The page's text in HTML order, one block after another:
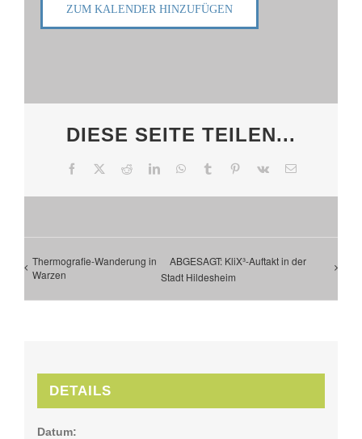
ZUM KALENDER HINZUFÜGEN
DIESE SEITE TEILEN...
Facebook
X RedditLinkedInWhatsApp
TumblrPinterestVk
E-
Thermografie-Wanderung in
Warzen
ABGESAGT: KliX³-Auftakt in der
Stadt Hildesheim
DETAILS
Datum: